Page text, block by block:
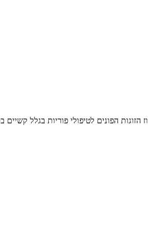
הפונים לטיפולי פוריות בגלל קשיים